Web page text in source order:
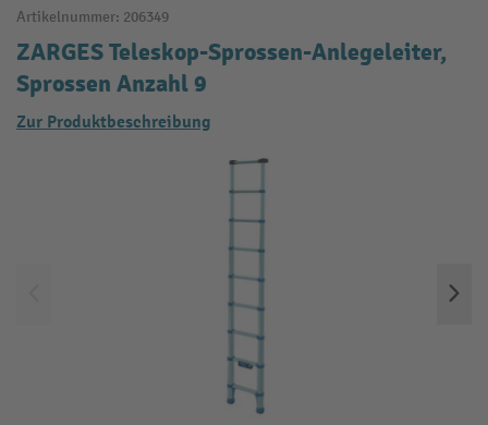
Artikelnummer: 206349
ZARGES Teleskop-Sprossen-Anlegeleiter,
Sprossen Anzahl 9
Zur Produktbeschreibung